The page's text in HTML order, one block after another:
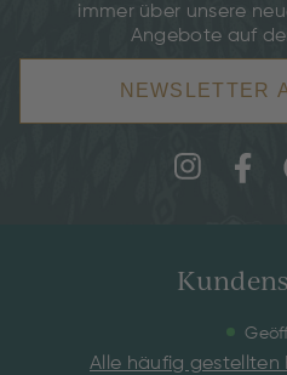
immer über unsere
Angebote auf
NEWSLETTER
Alle häufig gestellten